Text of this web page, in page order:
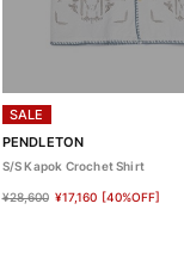
SALE
PENDLETON
S/S Kapok Crochet Shirt
¥28,600 ¥17,160 [40%OFF]